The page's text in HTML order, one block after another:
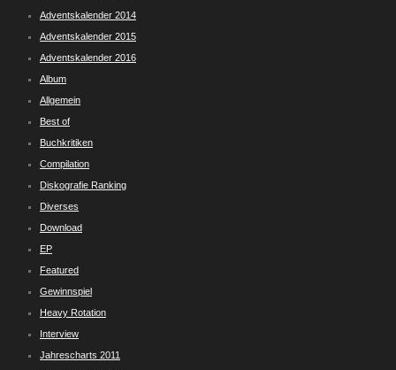
Adventskalender 2014
Adventskalender 2015
Adventskalender 2016
Album
Allgemein
Best of
Buchkritiken
Compilation
Diskografie Ranking
Diverses
Download
EP
Featured
Gewinnspiel
Heavy Rotation
Interview
Jahrescharts 2011